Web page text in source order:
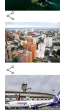
share
share